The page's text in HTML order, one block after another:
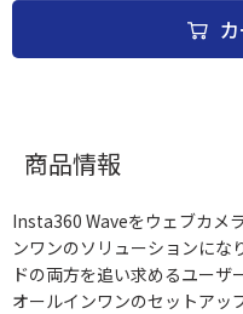
商品情報
Insta360 Waveをウェブカメ
ンワンのソリューションにな
ドの両方を追い求めるユーザ
オールインワンのセットア